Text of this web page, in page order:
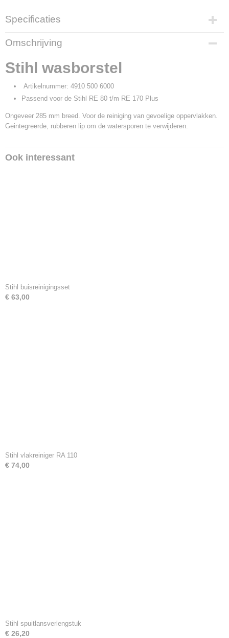
Specificaties
Productcode
8872
Productcode leverancier
4910 500 6000
Omschrijving
Stihl wasborstel
Artikelnummer: 4910 500 6000
Passend voor de Stihl RE 80 t/m RE 170 Plus
Ongeveer 285 mm breed. Voor de reiniging van gevoelige oppervlakken.
Geintegreerde, rubberen lip om de watersporen te verwijderen.
Ook interessant
Stihl buisreinigingsset
€ 63,00
Stihl vlakreiniger RA 110
€ 74,00
Stihl spuitlansverlengstuk
€ 26,20